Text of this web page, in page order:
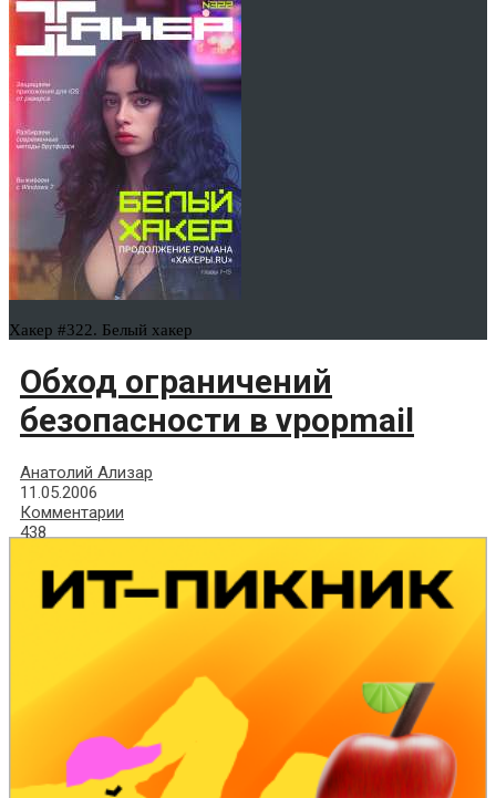
Хакер #322. Белый хакер
Обход ограничений
безопасности в vpopmail
Анатолий Ализар
11.05.2006
Комментарии
438